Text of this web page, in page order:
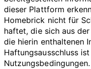
dieser Plattform
Homebrick nicht für
haftet, die sich aus
die hierin enthaltenen
Haftungsausschluss
Nutzungsbedingungen.